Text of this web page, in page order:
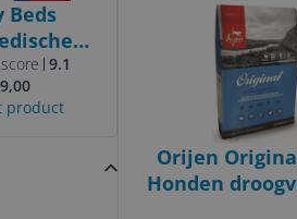
Beds
Large
9.1
product
Orijen
Honden